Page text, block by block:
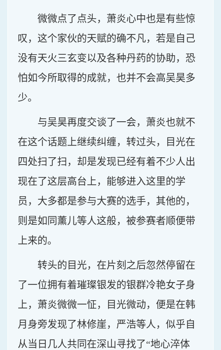
微微点了点头，萧炎心中也是有些惊
叹，这个家伙的天赋的确不凡，若是自己
没有天火三玄变以及各种丹药的协助，恐
怕如今所取得的成就，也并不会高吴昊多
少。
与吴昊再度交谈了一会，萧炎也就不
在这个话题上继续纠缠，转过头，目光在
四处扫了扫，却是发现已经有着不少人出
现在了这层高台上，能够进入这里的学
员，大多都是参与大赛的选手，其他的，
则是如同薰儿等人这般，被参赛者顺便带
上来的。
转头的目光，在片刻之后忽然停留在
了一位拥有着璀璨银发的银群冷艳女子身
上，萧炎微微一怔，目光微动，便是在韩
月身旁发现了林修崖，严浩等人，似乎自
从当日几人共同在深山寻找了“地心淬体